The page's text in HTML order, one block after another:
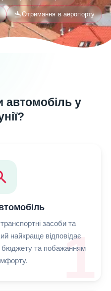
flight_landОтримання в аеропорту
автомобіль у
1
засоби та
найкраще відповідає
та побажанням